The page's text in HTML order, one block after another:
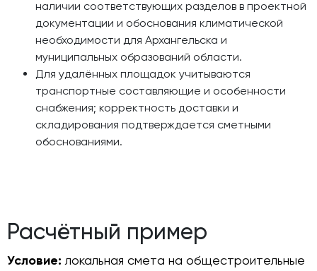
наличии соответствующих разделов в проектной
документации и обоснования климатической
необходимости для Архангельска и
муниципальных образований области.
Для удалённых площадок учитываются
транспортные составляющие и особенности
снабжения; корректность доставки и
складирования подтверждается сметными
обоснованиями.
Расчётный пример
Условие: локальная смета на общестроительные